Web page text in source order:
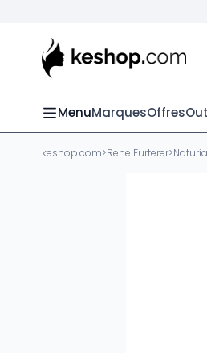
MenuMarquesOffres
keshop.com>Rene Furterer>Naturia